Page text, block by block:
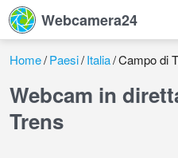
Webcamera24
Home Paesi Italia Campo di
Webcam in
Trens